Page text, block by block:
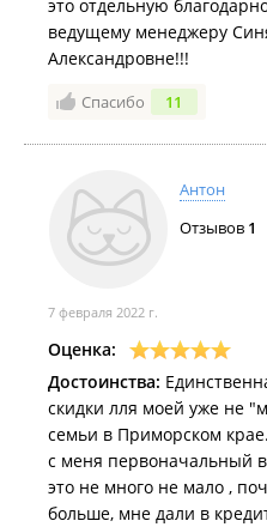
это отдельную
ведущему менеджеру
Александровне!!!
Спасибо 11
Антон
Отзывов 1
7 февраля 2022 г.
Оценка:
Достоинства:
скидки лля моей уже не
семьи в Приморском
с меня первоначальный
это не много не мало ,
больше, мне дали в